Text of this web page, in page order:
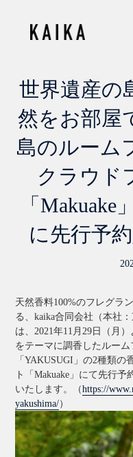
世界遺産の
然をお部屋
島のルーム
クラウド
「Makuake
に先行予
天然香料100%のフレグラ
る、kaika合同会社（本社
は、2021年11月29日（月
をテーマに調香したルーム
「YAKUSUGI」の2種類
ト「Makuake」にて先行
いたします。（https://
yakushima/）